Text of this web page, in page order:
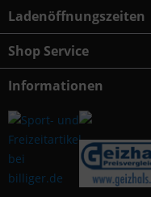
Ladenöffnungszeiten
Shop Service
Informationen